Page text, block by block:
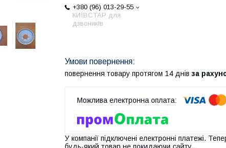
+380 (96) 013-29-55
КИЇВСТАР для
дзвоників
повернення товару протягом 14 днів за
У компанії підключені електронні платежі.
будь-який товар не покидаючи сайту.